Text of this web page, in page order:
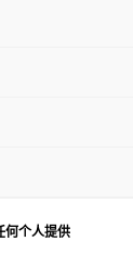
何个人提供